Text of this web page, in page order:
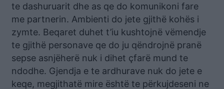
te dashuruarit dhe as qe do komunikoni fare
me partnerin. Ambienti do jete gjithë kohës i
zymte. Beqaret duhet t’iu kushtojnë vëmendje
te gjithë personave qe do ju qëndrojnë pranë
sepse asnjëherë nuk i dihet çfarë mund te
ndodhe. Gjendja e te ardhurave nuk do jete e
keqe, megjithatë mire është te përkujdeseni ne